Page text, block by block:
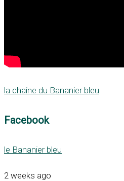
la chaine du Bananier bleu
Facebook
le Bananier bleu
2 weeks ago